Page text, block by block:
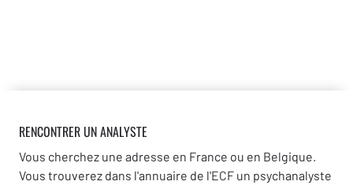
RENCONTRER UN ANALYSTE
Vous cherchez une adresse en France ou en Belgique.
Vous trouverez dans l'annuaire de l'ECF un psychanalyste